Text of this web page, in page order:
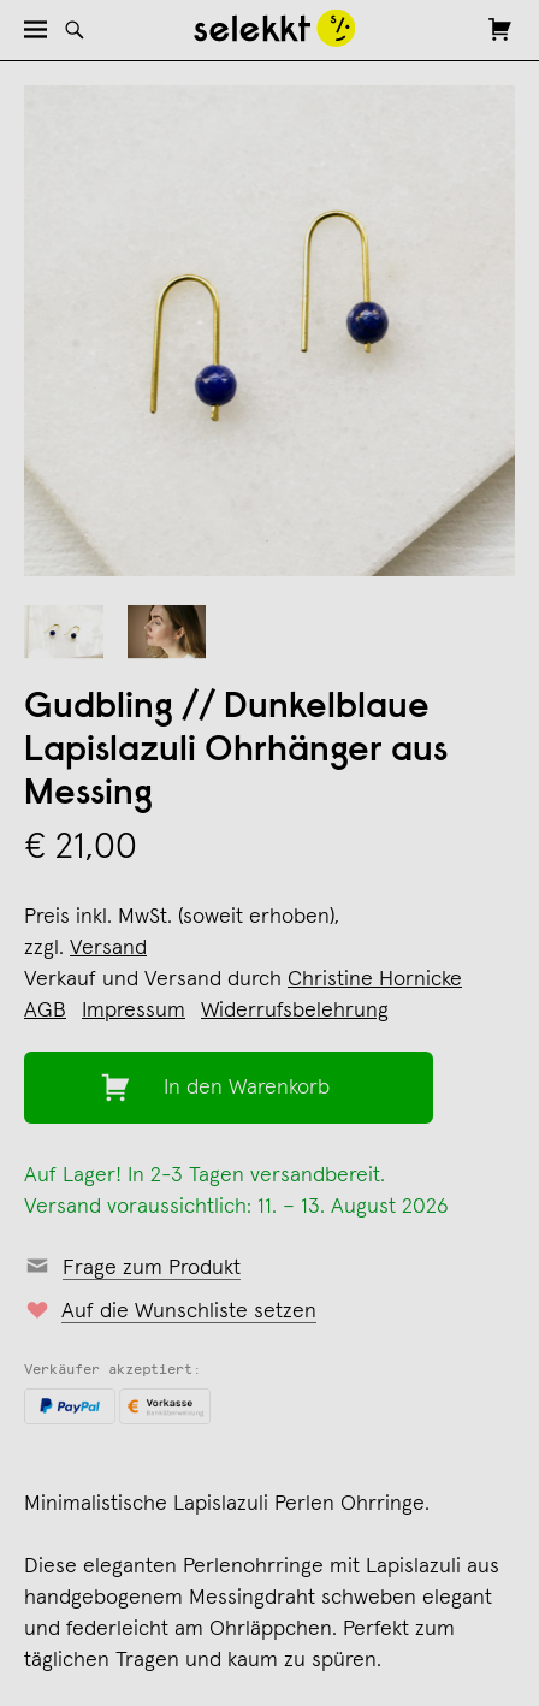
Gudbling // Dunkelblaue
Lapislazuli Ohrhänger aus
Messing
€ 21,00
Preis inkl. MwSt. (soweit erhoben),
zzgl. Versand
Verkauf und Versand durch Christine Hornicke
AGB
Impressum Widerrufsbelehrung
In den Warenkorb
Auf Lager! In 2-3 Tagen versandbereit.
Versand voraussichtlich: 11. – 13. August 2026
Frage zum Produkt
Auf die Wunschliste setzen
Verkäufer akzeptiert:
Minimalistische Lapislazuli Perlen Ohrringe.
Diese eleganten Perlenohrringe mit Lapislazuli aus
handgebogenem Messingdraht schweben elegant
und federleicht am Ohrläppchen. Perfekt zum
täglichen Tragen und kaum zu spüren.